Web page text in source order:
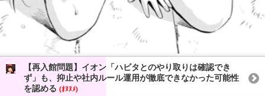
【再入館問題】イオン「ハビタとのやり取りは確認でき
ず」も、抑止や社内ルール運用が徹底できなかった可能性
を認める (ｵﾇﾇﾒ)